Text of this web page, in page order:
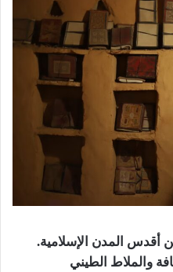
أقدس المدن الإسلامية.
والملاط الطيني